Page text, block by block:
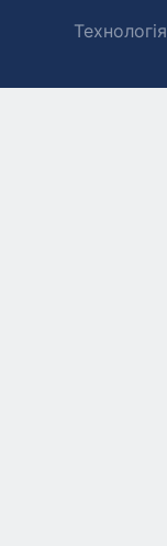
Технологія